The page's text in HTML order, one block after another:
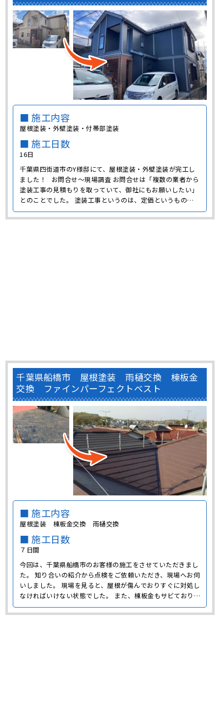
■ 施工内容
屋根塗装・外壁塗装・付帯部塗装
■ 施工日数
16日
千葉県四街道市のY様邸にて、屋根塗装・外壁塗装が完工し
ました！ お問合せ～現場調査 お問合せは「複数の業者から
塗装工事の見積もりを取っていて、御社にもお願いしたい」
とのことでした。 塗装工事というのは、定価というものが
なく、価格設定は業者によってバラバラです。 また、施工内
容も「どの家もこの工程で、この塗料を塗れば間違いない」
千葉県船橋市 屋根塗装 雨樋交換 棟板金
交換 ファインパーフェクトベスト
■ 施工内容
屋根塗装 棟板金交換 雨樋交換
■ 施工日数
７日間
今回は、千葉県船橋市のお客様の施工をさせていただきまし
た。 知り合いの紹介から点検をご依頼いただき、現場へお伺
いしました。 現場を見ると、屋根が傷んでおりすぐに対処し
なければいけない状態でした。 また、棟板金もサビており、
このままでは屋根材の中に水が入り込んでしまいそうでし
た。 雨樋も金具が外れて危うい状態でしたので、 屋根塗装